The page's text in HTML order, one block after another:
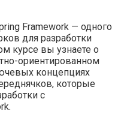
Framework — одного
для разработки
курсе вы узнаете о
ориентированном
концепциях
которые
с